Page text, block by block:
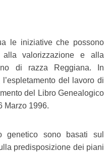
le iniziative che possono
alla valorizzazione e alla
di razza Reggiana. In
del lavoro di
del Libro Genealogico
Marzo 1996.
genetico sono basati sul
predisposizione dei piani